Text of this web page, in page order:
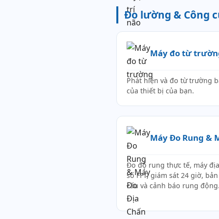
Đo lường & Công
Máy đo từ
Phát hiện và đo từ trường
của thiết bị của bạn.
Máy Đo Rung &
Đo độ rung thực tế, máy
số FFT, giám sát 24 giờ,
cấu và cảnh báo rung